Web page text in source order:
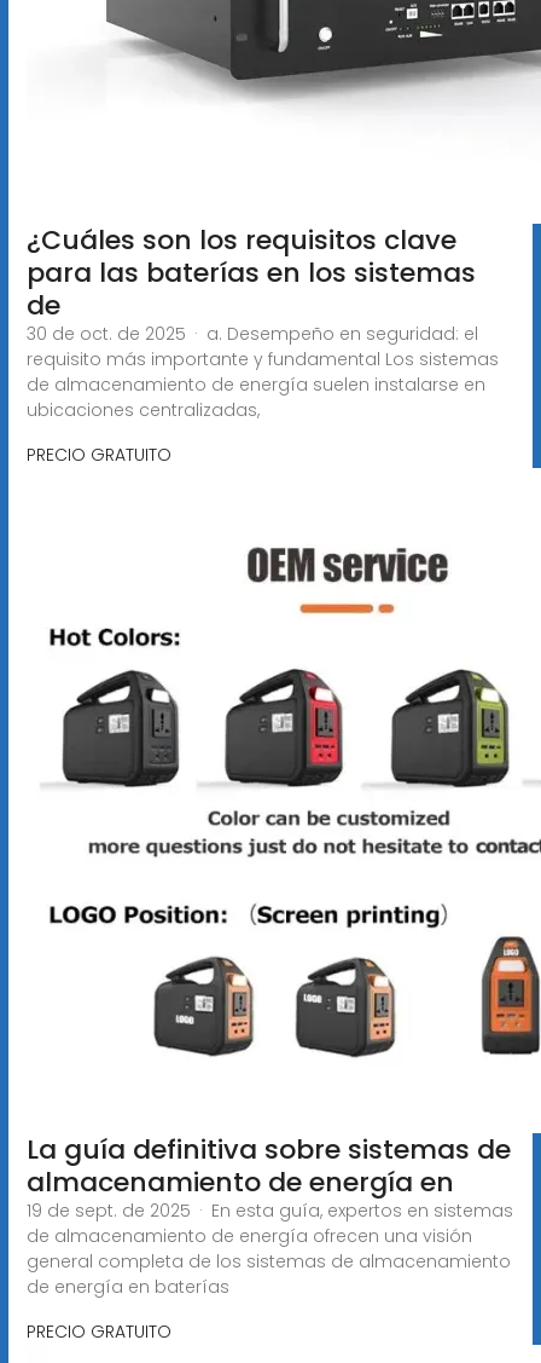
¿Cuáles son los requisitos clave
para las baterías en los sistemas
de
30 de oct. de 2025 · a. Desempeño en seguridad: el
requisito más importante y fundamental Los sistemas
de almacenamiento de energía suelen instalarse en
ubicaciones centralizadas,
PRECIO GRATUITO
La guía definitiva sobre sistemas de
almacenamiento de energía en
19 de sept. de 2025 · En esta guía, expertos en sistemas
de almacenamiento de energía ofrecen una visión
general completa de los sistemas de almacenamiento
de energía en baterías
PRECIO GRATUITO